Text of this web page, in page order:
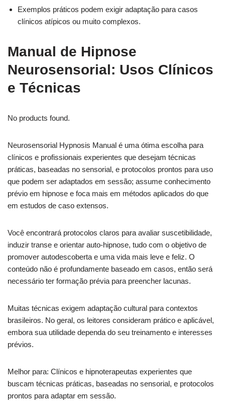
Exemplos práticos podem exigir adaptação para casos
clínicos atípicos ou muito complexos.
Manual de Hipnose
Neurosensorial: Usos Clínicos
e Técnicas
No products found.
Neurosensorial Hypnosis Manual é uma ótima escolha para
clínicos e profissionais experientes que desejam técnicas
práticas, baseadas no sensorial, e protocolos prontos para uso
que podem ser adaptados em sessão; assume conhecimento
prévio em hipnose e foca mais em métodos aplicados do que
em estudos de caso extensos.
Você encontrará protocolos claros para avaliar suscetibilidade,
induzir transe e orientar auto-hipnose, tudo com o objetivo de
promover autodescoberta e uma vida mais leve e feliz. O
conteúdo não é profundamente baseado em casos, então será
necessário ter formação prévia para preencher lacunas.
Muitas técnicas exigem adaptação cultural para contextos
brasileiros. No geral, os leitores consideram prático e aplicável,
embora sua utilidade dependa do seu treinamento e interesses
prévios.
Melhor para: Clínicos e hipnoterapeutas experientes que
buscam técnicas práticas, baseadas no sensorial, e protocolos
prontos para adaptar em sessão.